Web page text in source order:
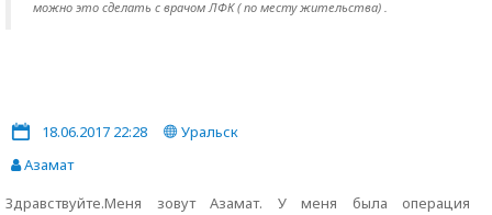
можно это сделать с врачом ЛФК ( по месту жительства) .
18.06.2017 22:28
Уральск
Азамат
Здравствуйте.Меня зовут Азамат. У меня была операция